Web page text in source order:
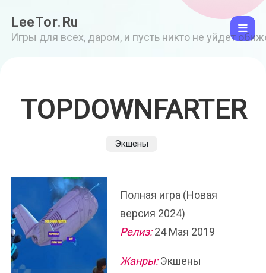
LeeTor.Ru
Игры для всех, даром, и пусть никто не уйдет
TOPDOWNFARTER
Экшены
Полная игра (Новая
версия 2024)
Релиз:24 Мая 2019
Жанры:Экшены